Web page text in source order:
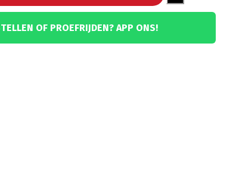
OF PROEFRIJDEN? APP ONS!